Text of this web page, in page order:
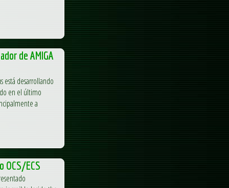
de AMIGA
está desarrollando
en el último
a
OCS/ECS